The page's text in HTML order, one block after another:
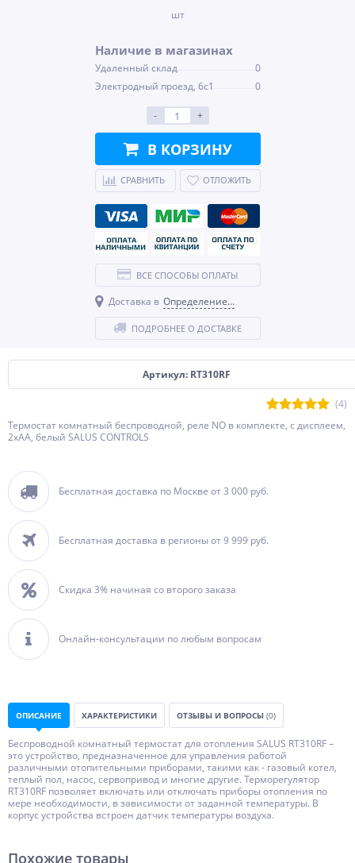
Артикул: RT310RF
(4)
Термостат комнатный беспроводной, реле NO в комплекте, с дисплеем,
2хАА, белый SALUS CONTROLS
Бесплатная доставка по Москве от 3 000 руб.
Бесплатная доставка в регионы от 9 999 руб.
Скидка 3% начиная со второго заказа
Онлайн-консультации по любым вопросам
шт
Наличие в магазинах
Удаленный склад
0
Электродный проезд, 6с1
0
- +
В КОРЗИНУ
СРАВНИТЬ ОТЛОЖИТЬ
ВСЕ СПОСОБЫ ОПЛАТЫ
Доставка в Определение...
ПОДРОБНЕЕ О ДОСТАВКЕ
ОПИСАНИЕ ХАРАКТЕРИСТИКИ ОТЗЫВЫ И ВОПРОСЫ (0)
Беспроводной комнатный термостат для отопления SALUS RT310RF –
это устройство, предназначенное для управления работой
различными отопительными приборами, такими как - газовый котел,
теплый пол, насос, сервопривод и многие другие. Терморегулятор
RT310RF позволяет включать или отключать приборы отопления по
мере необходимости, в зависимости от заданной температуры. В
корпус устройства встроен датчик температуры воздуха.
Похожие товары